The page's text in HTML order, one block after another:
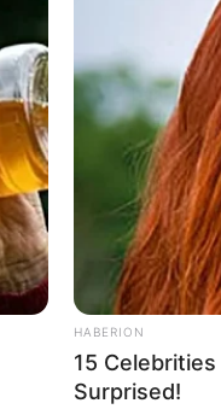
HABERION
15
Surprised!